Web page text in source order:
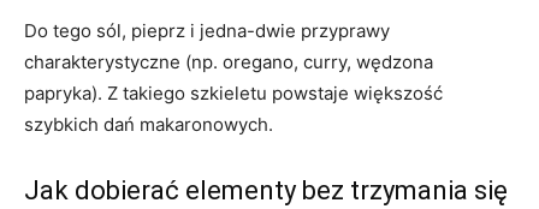
Do tego sól, pieprz i jedna-dwie przyprawy
charakterystyczne (np. oregano, curry, wędzona
papryka). Z takiego szkieletu powstaje większość
szybkich dań makaronowych.
Jak dobierać elementy bez trzymania się